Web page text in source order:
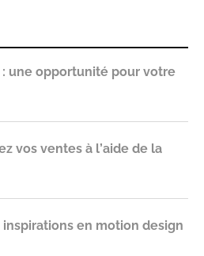
une opportunité pour votre
vos ventes à l’aide de la
en motion design